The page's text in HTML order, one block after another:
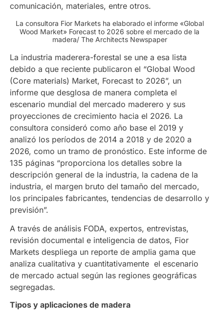
comunicación, materiales, entre otros.
La consultora Fior Markets ha elaborado el informe «Global
Wood Market» Forecast to 2026 sobre el mercado de la
madera/ The Architects Newspaper
La industria maderera-forestal se une a esa lista
debido a que reciente publicaron el “Global Wood
(Core materials) Market, Forecast to 2026”, un
informe que desglosa de manera completa el
escenario mundial del mercado maderero y sus
proyecciones de crecimiento hacia el 2026. La
consultora consideró como año base el 2019 y
analizó los períodos de 2014 a 2018 y de 2020 a
2026, como un tramo de pronóstico. Este informe de
135 páginas “proporciona los detalles sobre la
descripción general de la industria, la cadena de la
industria, el margen bruto del tamaño del mercado,
los principales fabricantes, tendencias de desarrollo y
previsión”.
A través de análisis FODA, expertos, entrevistas,
revisión documental e inteligencia de datos, Fior
Markets despliega un reporte de amplia gama que
analiza cualitativa y cuantitativamente el escenario
de mercado actual según las regiones geográficas
segregadas.
Tipos y aplicaciones de madera